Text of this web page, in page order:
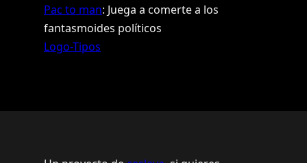
Pac to man: Juega a comerte a los
fantasmoides políticos
Logo-Tipos